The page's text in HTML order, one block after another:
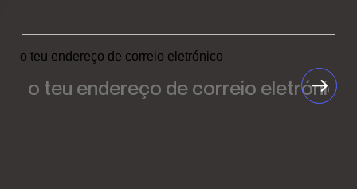
o teu endereço de correio eletrónico